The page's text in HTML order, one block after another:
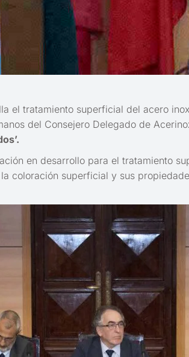
el tratamiento superficial del acero
del Consejero Delegado de
en desarrollo para el tratamiento
coloración superficial y sus